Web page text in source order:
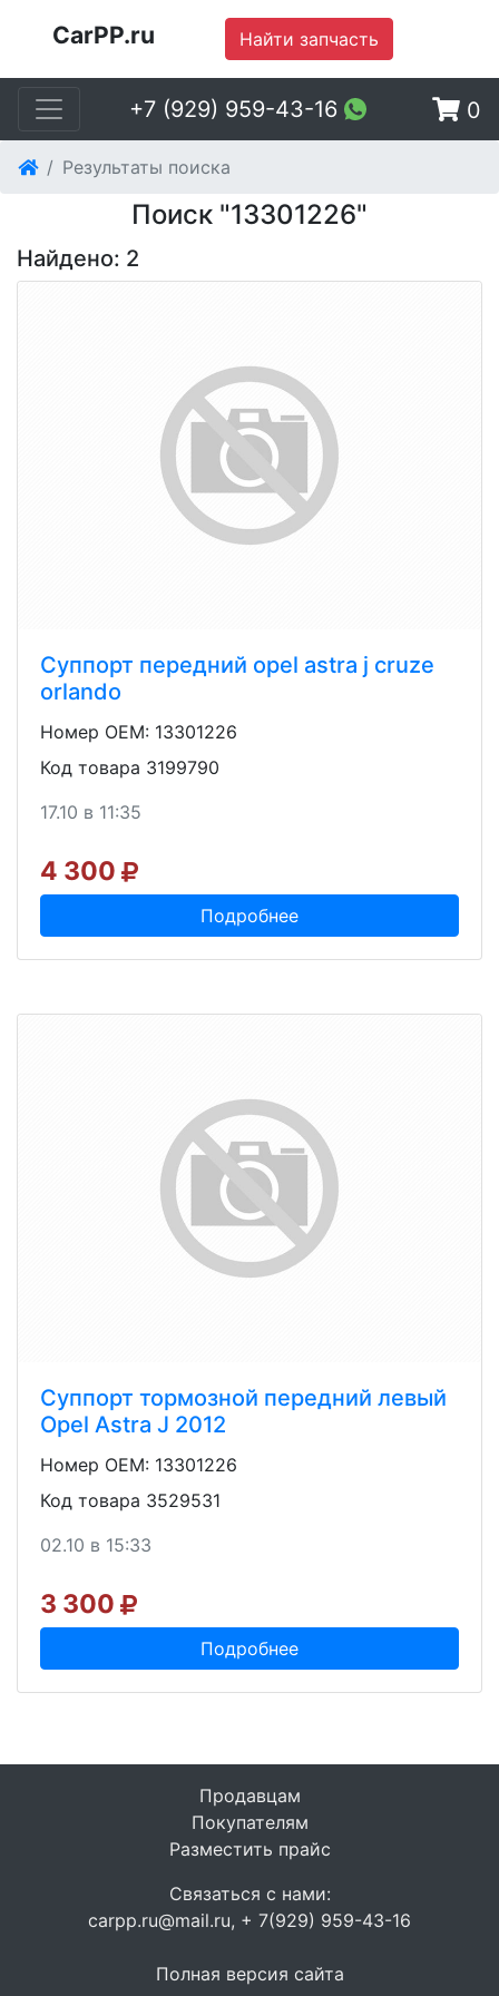
CarPP.ru Найти запчасть
+7 (929) 959-43-16 0
Результаты поиска
Поиск "13301226"
Найдено: 2
Суппорт передний opel astra j cruze
orlando
Номер OEM: 13301226
Код товара 3199790
17.10 в 11:35
4 300
Подробнее
Суппорт тормозной передний левый
Opel Astra J 2012
Номер OEM: 13301226
Код товара 3529531
02.10 в 15:33
3 300
Подробнее
Продавцам
Покупателям
Разместить прайс
Связаться с нами:
carpp.ru@mail.ru, + 7(929) 959-43-16
Полная версия сайта